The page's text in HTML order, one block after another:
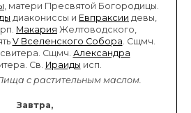
, матери Пресвятой Богородицы.
диакониссы и Евпраксии девы,
Макария Желтоводского,
V Вселенского Собора. Сщмч.
Сщмч. Александра
Св. Ираиды исп.
с растительным маслом.
Завтра,